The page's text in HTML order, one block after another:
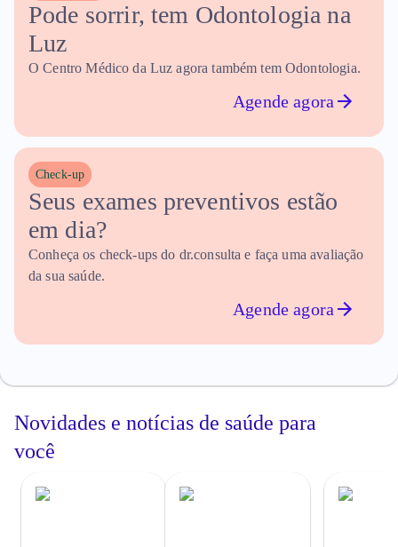
Pode sorrir, tem Odontologia na
Luz
O Centro Médico da Luz agora também tem Odontologia.
Agende agora
Check-up
Seus exames preventivos estão
em dia?
Conheça os check-ups do dr.consulta e faça uma avaliação
da sua saúde.
Agende agora
Novidades e notícias de saúde para
você